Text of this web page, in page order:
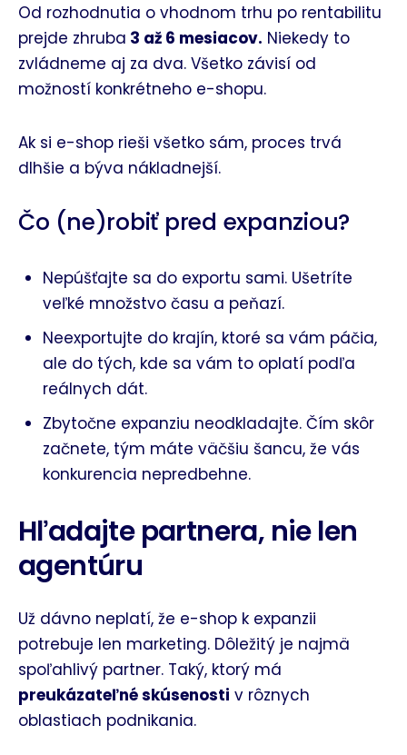
Od rozhodnutia o vhodnom trhu po rentabilitu
prejde zhruba 3 až 6 mesiacov. Niekedy to
zvládneme aj za dva. Všetko závisí od
možností konkrétneho e-shopu.
Ak si e-shop rieši všetko sám, proces trvá
dlhšie a býva nákladnejší.
Čo (ne)robiť pred expanziou?
Nepúšťajte sa do exportu sami. Ušetríte
veľké množstvo času a peňazí.
Neexportujte do krajín, ktoré sa vám páčia,
ale do tých, kde sa vám to oplatí podľa
reálnych dát.
Zbytočne expanziu neodkladajte. Čím skôr
začnete, tým máte väčšiu šancu, že vás
konkurencia nepredbehne.
Hľadajte partnera, nie len
agentúru
Už dávno neplatí, že e-shop k expanzii
potrebuje len marketing. Dôležitý je najmä
spoľahlivý partner. Taký, ktorý má
preukázateľné skúsenosti v rôznych
oblastiach podnikania.